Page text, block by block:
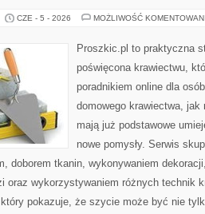
CZE - 5 - 2026 MOŻLIWOŚĆ
Proszkic.pl to praktyczna
poświęcona krawiectwu,
poradnikiem online dla
domowego krawiectwa,
mają już podstawowe
nowe pomysły. Serwis
doborem tkanin, wykonywaniem
oraz wykorzystywaniem różnych technik
pokazuje, że szycie może być nie